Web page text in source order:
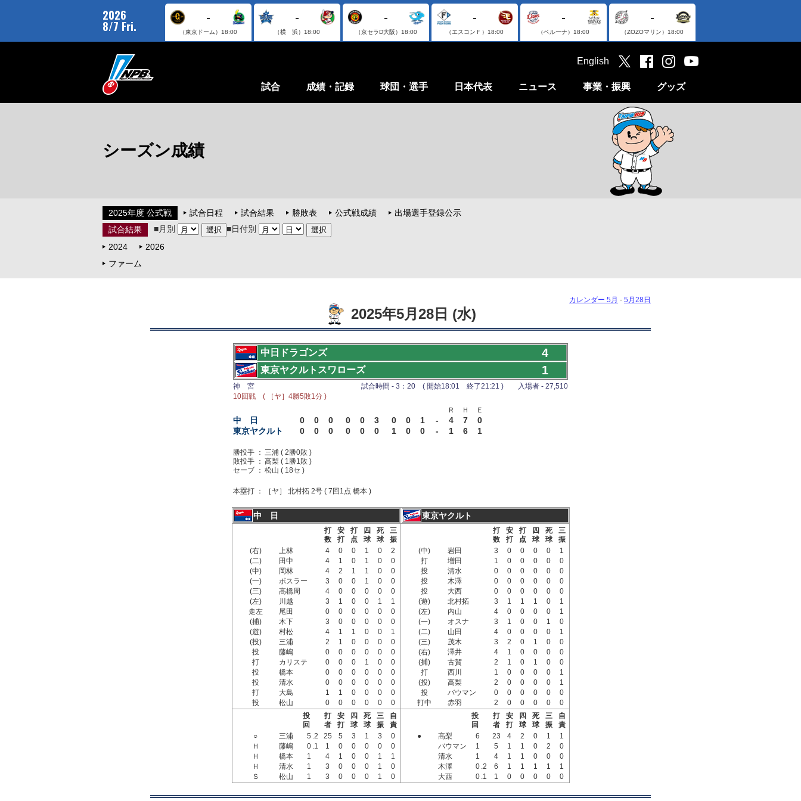
2026
8/7 Fri.
-
（東京ドーム） 18:00
-
（横 浜） 18:00
-
（京セラD大阪） 18:00
-
（エスコンＦ） 18:00
-
（ベルーナ） 18:00
-
（ZOZOマリン） 18:00
試合 成績・記録 球団・選手 日本代表 ニュース 事業・振興 グッズ
English
シーズン成績
2025年度 公式戦 試合日程 試合結果 勝敗表 公式戦成績
出場選手登録公示
試合結果
■月別
■日付別
2024
2026
ファーム
カレンダー 5月 - 5月28日
2025年5月28日 (水)
中日ドラゴンズ 4
東京ヤクルトスワローズ 1
神 宮
試合時間 - 3：20 ( 開始18:01 終了21:21 ) 入場者 - 27,510
10回戦 ( ［ヤ］4勝5敗1分 )
Ｒ
Ｈ Ｅ
中 日 0 0 0 0 0 3 0 0 1 - 4 7
0
東京ヤクルト
0 0 0 0 0 0 1 0 0 - 1 6 1
勝投手 ： 三浦 ( 2勝0敗 )
敗投手 ： 高梨 ( 1勝1敗 )
セーブ ： 松山 ( 18セ )
本塁打 ： ［ヤ］ 北村拓 2号 ( 7回1点 橋本 )
中 日 東京ヤクルト
打
数
安
打
打
点
四
球
死
球
三
振
(右)
上林 4 0 0 1 0
2
(二)
田中 4 1 0 1 0
0
(中)
岡林 4 2 1 1 0
0
(一)
ボスラー 3 0 0 1 0
0
(三)
高橋周 4 0 0 0 0
0
(左)
川越 3 1 0 0 1
1
走左
尾田 0 0 0 0 0
0
(捕)
木下 3 0 0 0 0
0
(遊)
村松 4 1 1 0 0
1
(投)
三浦 2 1 0 0 0
0
投
藤嶋 0 0 0 0 0
0
打
カリステ 0 0 0 1 0
0
投
橋本 0 0 0 0 0
0
投
清水 0 0 0 0 0
0
打
大島 1 1 0 0 0
0
投
松山 0 0 0 0 0 0
打
数
安
打
打
点
四
球
死
球
三
振
(中)
岩田 3 0 0 0 0
1
打
増田 1 0 0 0 0
0
投
清水 0 0 0 0 0
0
投
木澤 0 0 0 0 0
0
投
大西 0 0 0 0 0
0
(遊)
北村拓 3 1 1 1 0
1
(左)
内山 4 0 0 0 0
1
(一)
オスナ 3 1 0 0 1
0
(二)
山田 4 0 0 0 0
1
(三)
茂木 3 2 0 1 0
0
(右)
澤井 4 1 0 0 0
0
(捕)
古賀 2 1 0 1 0
0
打
西川 1 0 0 0 0
1
(投)
高梨 2 0 0 0 0
1
投
バウマン 0 0 0 0 0
0
打中
赤羽 2 0 0 0 0
0
投
回
打
者
安
打
四
球
死
球
三
振
自
責
○
三浦 5 .2 25 5 3 1 3
0
Ｈ
藤嶋 0 .1 1 0 0 0 0
0
Ｈ
橋本 1 4 1 0 0 1
1
Ｈ
清水 1 3 0 0 0 1
0
Ｓ
松山 1 3 0 0 0 1 0
投
回
打
者
安
打
四
球
死
球
三
振
自
責
●
高梨 6 23 4 2 0 1
1
バウマン
1 5 1 1 0 2
0
清水
1 4 1 1 0 0
0
木澤
0 .2 6 1 1 1 1
1
大西
0 .1 1 0 0 0 0 0